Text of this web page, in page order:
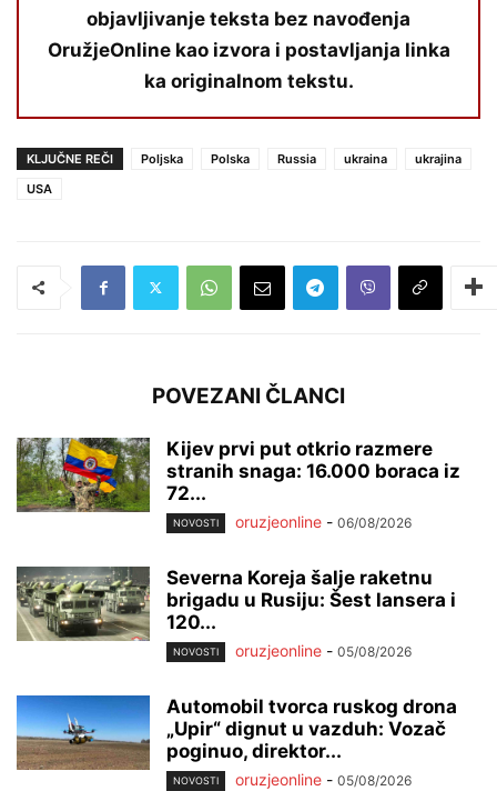
objavljivanje teksta bez navođenja
OružjeOnline kao izvora i postavljanja linka
ka originalnom tekstu.
KLJUČNE REČI Poljska Polska Russia ukraina
ukrajina
USA
POVEZANI ČLANCI
Kijev prvi put otkrio razmere
stranih snaga: 16.000 boraca iz
72...
NOVOSTI oruzjeonline - 06/08/2026
Severna Koreja šalje raketnu
brigadu u Rusiju: Šest lansera i
120...
NOVOSTI oruzjeonline - 05/08/2026
Automobil tvorca ruskog drona
„Upir“ dignut u vazduh: Vozač
poginuo, direktor...
NOVOSTI oruzjeonline - 05/08/2026